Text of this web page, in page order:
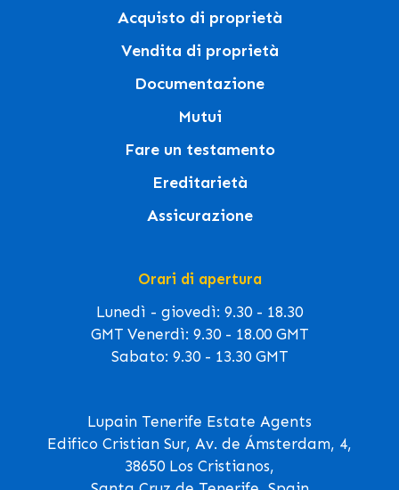
Acquisto di proprietà
Vendita di proprietà
Documentazione
Mutui
Fare un testamento
Ereditarietà
Assicurazione
Orari di apertura
Lunedì - giovedì: 9.30 - 18.30
GMT Venerdì: 9.30 - 18.00 GMT
Sabato: 9.30 - 13.30 GMT
Lupain Tenerife Estate Agents
Edifico Cristian Sur, Av. de Ámsterdam, 4,
38650 Los Cristianos,